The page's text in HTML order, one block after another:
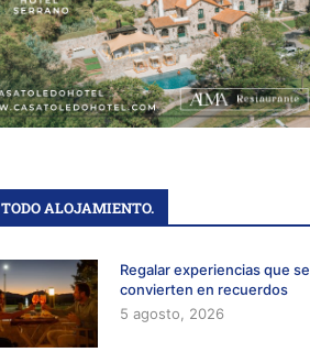
TODO ALOJAMIENTO.
Regalar experiencias que se
convierten en recuerdos
5 agosto, 2026